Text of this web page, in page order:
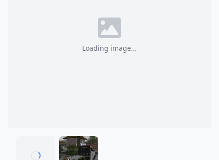
Loading image...